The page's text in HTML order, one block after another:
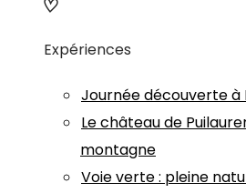
Expériences
Journée découverte à
Le château de
montagne
Voie verte : pleine